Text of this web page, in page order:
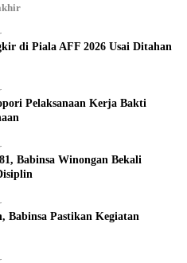
di Piala AFF 2026 Usai Ditahan
Pelaksanaan Kerja Bakti
Babinsa Winongan Bekali
Babinsa Pastikan Kegiatan